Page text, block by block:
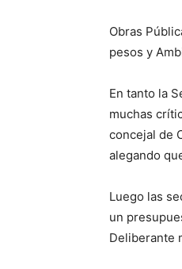
Obras
pesos y
En tanto la
muchas
concejal de
alegando
Luego las
un
Deliberante